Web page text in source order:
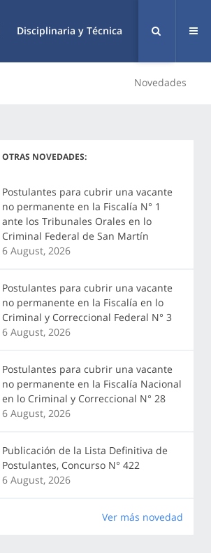
Disciplinaria y Técnica
Novedades
OTRAS NOVEDADES:
Postulantes para cubrir una vacante
no permanente en la Fiscalía N° 1
ante los Tribunales Orales en lo
Criminal Federal de San Martín
6 August, 2026
Postulantes para cubrir una vacante
no permanente en la Fiscalía en lo
Criminal y Correccional Federal N° 3
6 August, 2026
Postulantes para cubrir una vacante
no permanente en la Fiscalía Nacional
en lo Criminal y Correccional N° 28
6 August, 2026
Publicación de la Lista Definitiva de
Postulantes, Concurso N° 422
6 August, 2026
Ver más novedad